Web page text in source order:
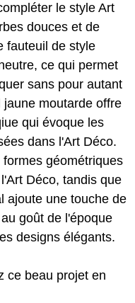
le style Art
douces et de
fauteuil de style
ce qui permet
sans pour autant
moutarde offre
qui évoque les
dans l'Art Déco.
géométriques
Déco, tandis que
ajoute une touche de
goût de l'époque
designs élégants.
ce beau projet en